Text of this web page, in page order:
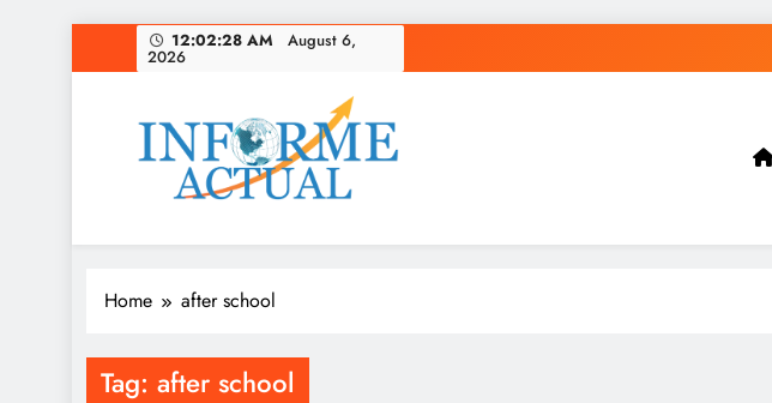
to
12:02:29 AM August 6,
2026
Informe Actual
La actualidad al instante, con veracidad y claridad.
Home after school
Tag: after school